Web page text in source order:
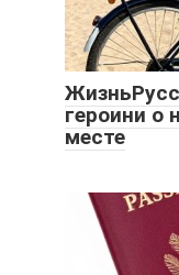
героини о
месте